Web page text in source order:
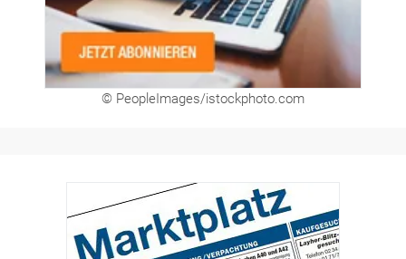
© PeopleImages/istockphoto.com